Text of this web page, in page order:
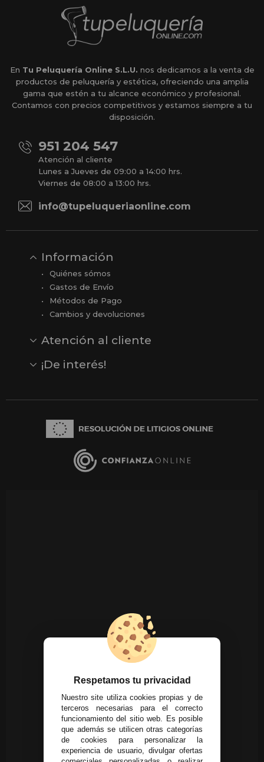
En Tu Peluquería Online S.L.U. nos dedicamos a la venta de
productos de peluquería y estética, ofreciendo una amplia
gama que estén a tu alcance económico y profesional.
Contamos con precios competitivos y estamos siempre a tu
disposición.
951 204 547
Atención al cliente
Lunes a Jueves de 09:00 a 14:00 hrs.
Viernes de 08:00 a 13:00 hrs.
info@tupeluqueriaonline.com
Información
Quiénes sómos
Gastos de Envío
Métodos de Pago
Cambios y devoluciones
Atención al cliente
Opiniones
Reseñas en Google
¡De interés!
Respetamos tu privacidad
Nuestro site utiliza cookies propias y de
terceros necesarias para el correcto
funcionamiento del sitio web. Es posible
que además se utilicen otras categorías
de cookies para personalizar la
experiencia de usuario, divulgar ofertas